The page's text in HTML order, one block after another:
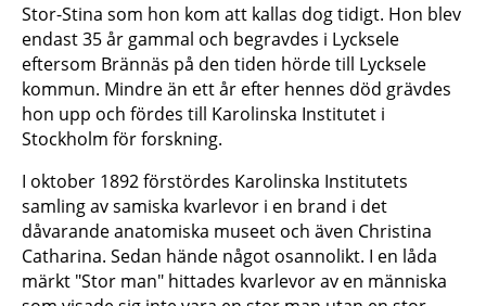
Stor-Stina som hon kom att kallas dog tidigt. Hon blev
endast 35 år gammal och begravdes i Lycksele
eftersom Brännäs på den tiden hörde till Lycksele
kommun. Mindre än ett år efter hennes död grävdes
hon upp och fördes till Karolinska Institutet i
Stockholm för forskning.
I oktober 1892 förstördes Karolinska Institutets
samling av samiska kvarlevor i en brand i det
dåvarande anatomiska museet och även Christina
Catharina. Sedan hände något osannolikt. I en låda
märkt "Stor man" hittades kvarlevor av en människa